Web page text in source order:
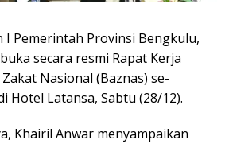
I Pemerintah Provinsi Bengkulu,
secara resmi Rapat Kerja
Nasional (Baznas) se-
Hotel Latansa, Sabtu (28/12).
Khairil Anwar menyampaikan